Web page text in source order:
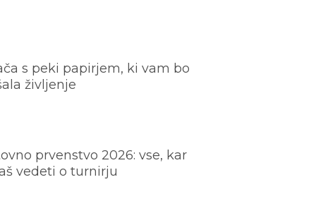
s peki papirjem, ki vam bo
življenje
prvenstvo 2026: vse, kar
vedeti o turnirju